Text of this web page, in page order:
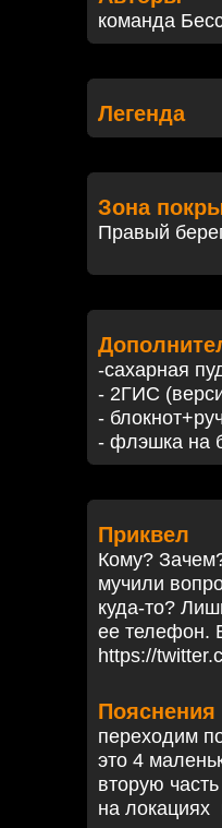
команда
Легенда
Зона
Правый
-сахарная
- 2ГИС
-
- флэшка на
Приквел
Кому?
мучили
куда-то?
ее телефон.
https://
Пояснения
переходим
это 4
вторую
на локациях